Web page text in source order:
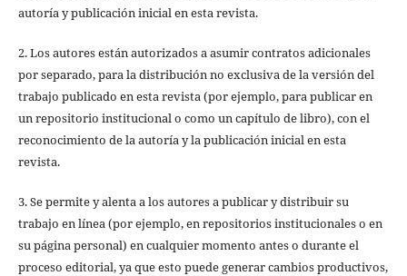
autoría y publicación inicial en esta revista.
2. Los autores están autorizados a asumir contratos adicionales
por separado, para la distribución no exclusiva de la versión del
trabajo publicado en esta revista (por ejemplo, para publicar en
un repositorio institucional o como un capítulo de libro), con el
reconocimiento de la autoría y la publicación inicial en esta
revista.
3. Se permite y alenta a los autores a publicar y distribuir su
trabajo en línea (por ejemplo, en repositorios institucionales o en
su página personal) en cualquier momento antes o durante el
proceso editorial, ya que esto puede generar cambios productivos,